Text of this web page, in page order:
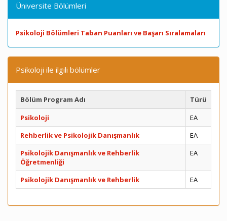
Üniversite Bölümleri
Psikoloji Bölümleri Taban Puanları ve Başarı Sıralamaları
Psikoloji ile ilgili bölümler
Bölüm Program Adı
Türü
Psikoloji
EA
Rehberlik ve Psikolojik Danışmanlık
EA
Psikolojik Danışmanlık ve Rehberlik
Öğretmenliği
EA
Psikolojik Danışmanlık ve Rehberlik EA